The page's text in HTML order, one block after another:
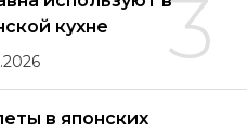
3
кухне
в японских